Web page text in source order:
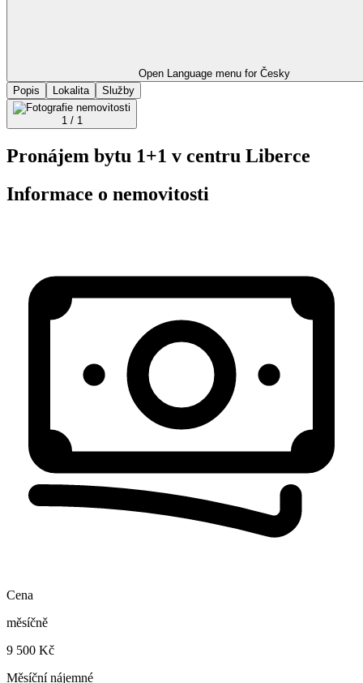
Open Language menu for Česky
Popis
Lokalita Služby
1 / 1
Pronájem bytu 1+1 v centru Liberce
Informace o nemovitosti
Cena
měsíčně
9 500 Kč
Měsíční nájemné